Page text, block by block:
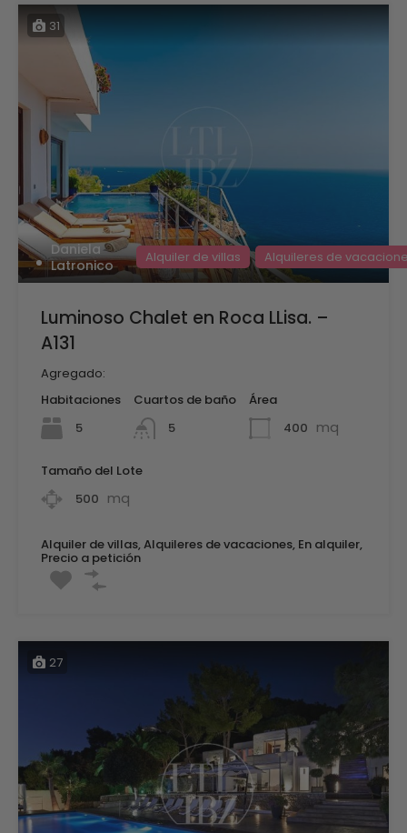
31
Daniela
Latronico
Alquiler de villas Alquileres de
Luminoso Chalet en Roca LLisa. –
A131
Agregado:
Habitaciones
5
Cuartos de baño
5
Área
400 mq
Tamaño del Lote
500 mq
Alquiler de villas, Alquileres de vacaciones, En alquiler,
Precio a petición
27